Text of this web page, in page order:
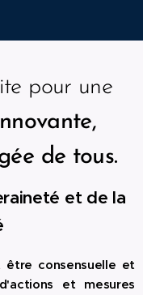
pour une
de tous.
et de la
consensuelle et
et mesures